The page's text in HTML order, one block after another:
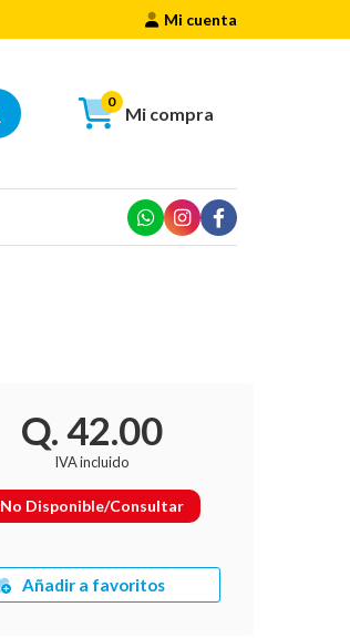
Mi cuenta
Mi compra
0
Q. 42.00
IVA incluido
No Disponible/Consultar
Añadir a favoritos